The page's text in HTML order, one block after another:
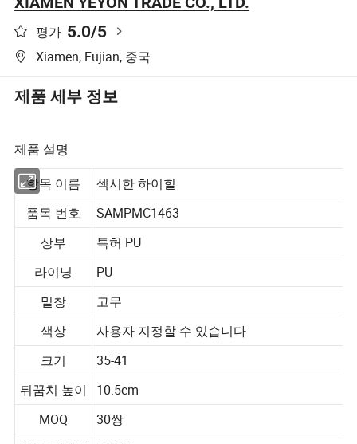
평가 5.0/5
Xiamen, Fujian, 중국
제품 세부 정보
제품 설명
항목 이름
섹시한 하이힐
품목 번호
SAMPMC1463
상부
특허 PU
라이닝
PU
밑창 고무
색상 사용자 지정할 수 있습니다
크기 35-41
뒤꿈치 높이 10.5cm
MOQ 30쌍